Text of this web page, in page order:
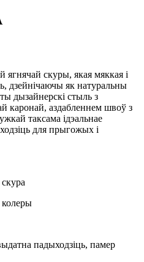
ягнячай скуры, якая мяккая і
дзейнічаючы як натуральны
дызайнерскі стыль з
каронай, аздабленнем швоў з
таксама ідэальнае
для прыгожых і
падыходзіць, памер